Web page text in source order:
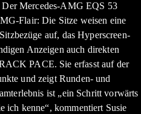
Der Mercedes-AMG EQS 53
Flair: Die Sitze weisen eine
auf, das Hyperscreen-
Anzeigen auch direkten
PACE. Sie erfasst auf der
und zeigt Runden- und
ist „ein Schritt vorwärts
ich kenne“, kommentiert Susie